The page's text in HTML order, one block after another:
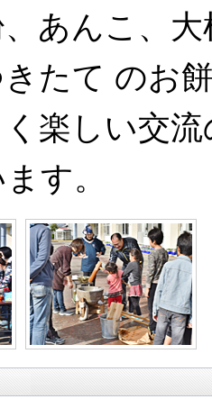
あんこ、
たて のお
楽しい交
す。